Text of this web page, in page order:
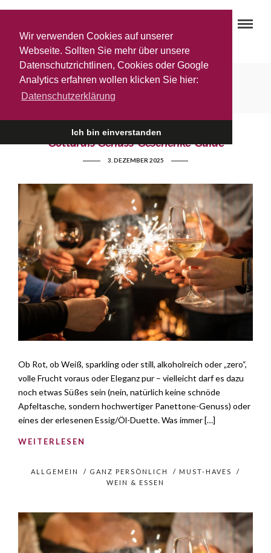
Wir verwenden Cookies auf unserer
Webseite. Sollten Sie mehr über unsere
Datenschutzrichtlinen, Cookies oder Google
Analytics erfahren wollen klicken Sie hier:
Datenschutzerklärung
Ich bin einverstanden
Weißewein
Gottardis Genuss-Geschenke-Guide
3. DEZEMBER 2025
Ob Rot, ob Weiß, sparkling oder still, alkoholreich oder „zero“,
volle Frucht voraus oder Eleganz pur – vielleicht darf es dazu
noch etwas Süßes sein (nein, natürlich keine schnöde
Apfeltasche, sondern hochwertiger Panettone-Genuss) oder
eines der erlesenen Essig/Öl-Duette. Was immer […]
WEITERLESEN
ALLGEMEIN / GANZ PERSÖNLICH / MUST-HAVES
/
WEIN & ESSEN